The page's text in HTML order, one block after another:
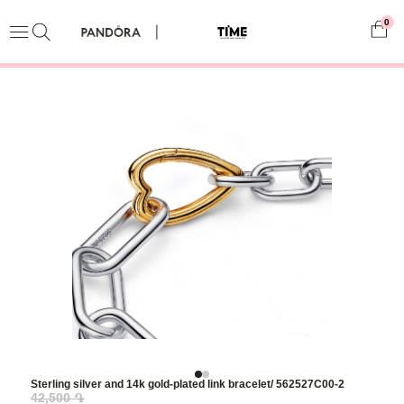
0
Sterling silver and 14k gold-plated link bracelet/ 562527C00-2
42,500 ֏